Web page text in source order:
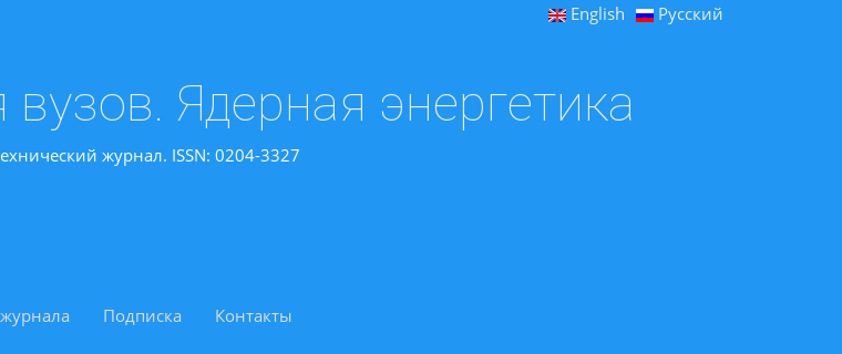
English Русский
вузов. Ядерная энергетика
журнал. ISSN: 0204-3327
Подписка Контакты